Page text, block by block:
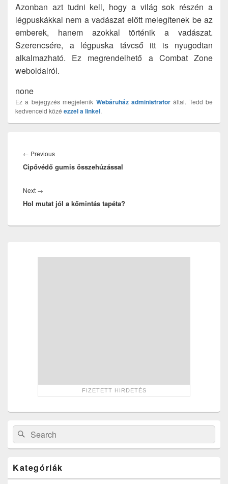
Azonban azt tudni kell, hogy a világ sok részén a
légpuskákkal nem a vadászat előtt melegítenek be az
emberek, hanem azokkal történik a vadászat.
Szerencsére, a légpuska távcső itt is nyugodtan
alkalmazható. Ez megrendelhető a Combat Zone
weboldalról.
none
Ez a bejegyzés megjelenik Webáruház administratoráltal. Tedd be
kedvenceid közé ezzel a linkel.
navigáció
← PreviousPrevious
post:
Cipővédő gumis összehúzással
Next →
post:
Hol mutat jól a kőmintás tapéta?
Search
for:
Search
Kategóriák